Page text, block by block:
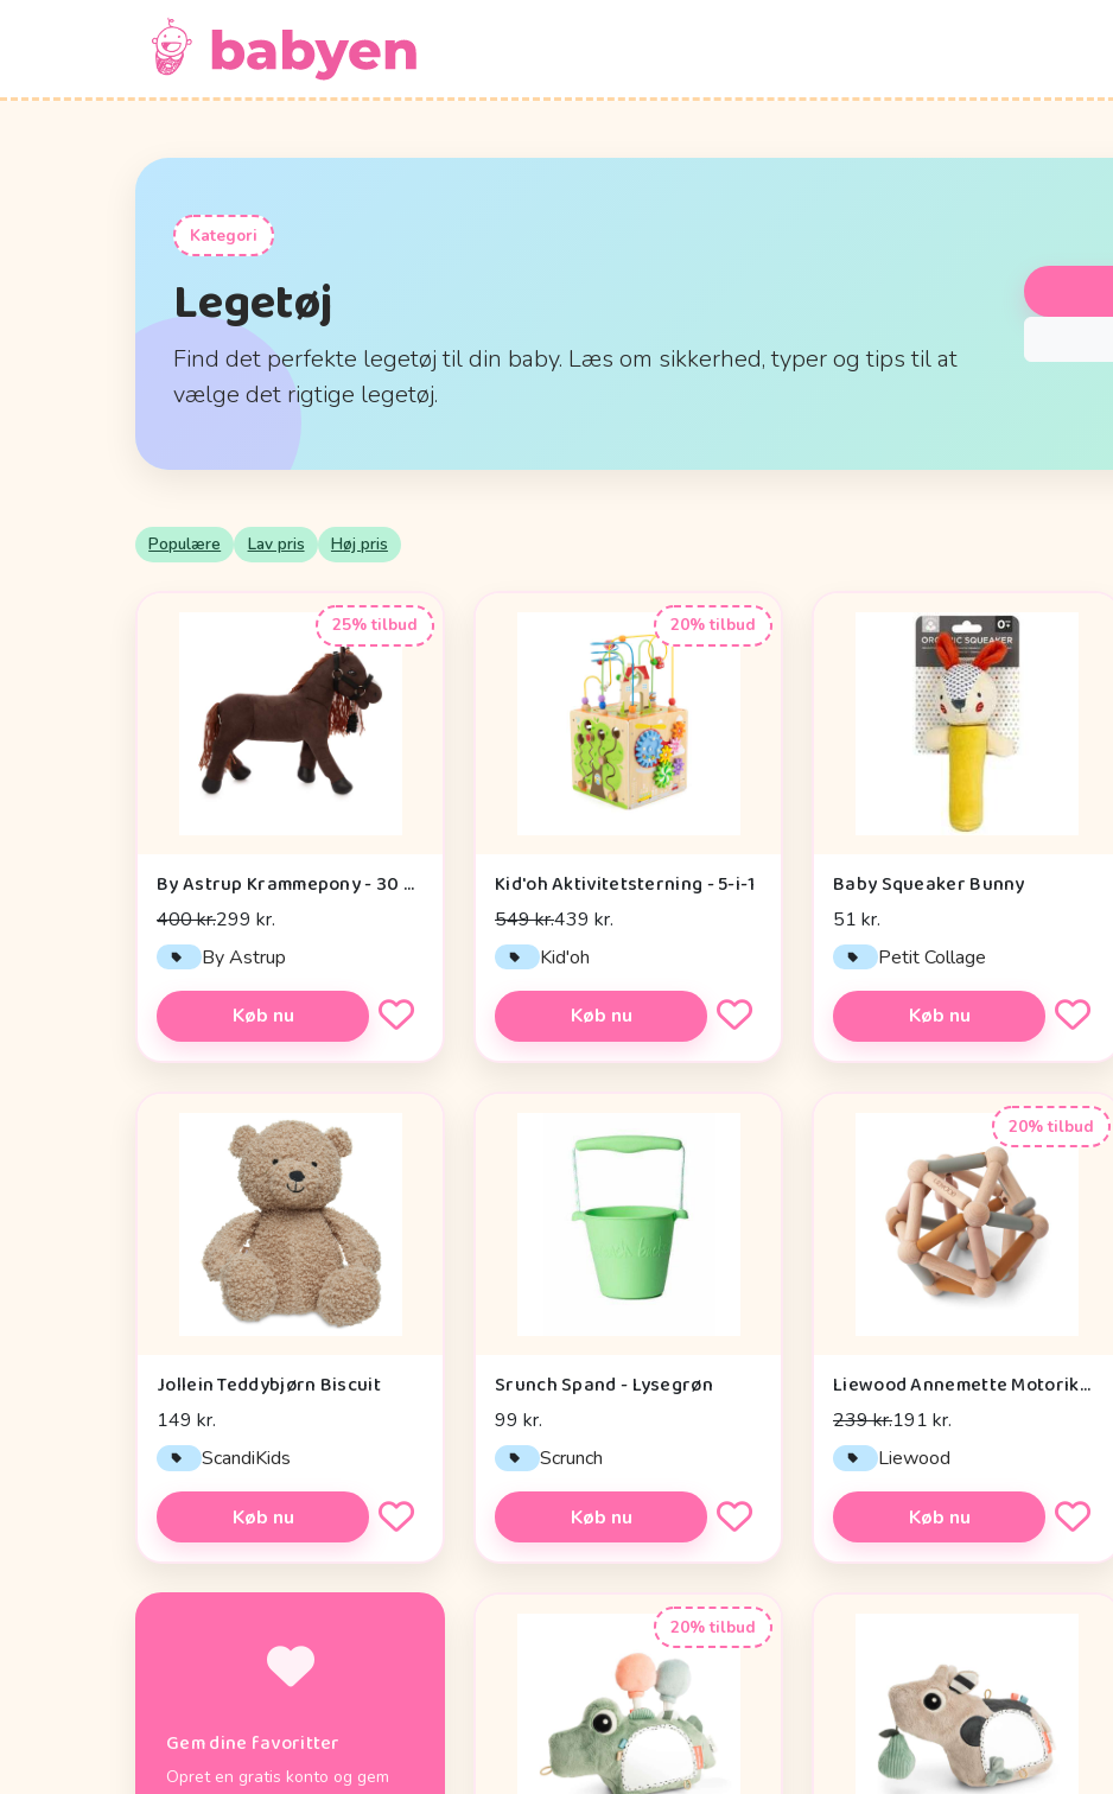
Kategori
Legetøj
Find det perfekte legetøj til din baby. Læs om sikkerhed, typer og tips til at
vælge det rigtige legetøj.
Populære Lav pris Høj pris
25% tilbud
By Astrup Krammepony - 30 cm. - Pixie - Brun
400 kr.299 kr.
By Astrup
Køb nu
20% tilbud
Kid'oh Aktivitetsterning - 5-i-1
549 kr.439 kr.
Kid'oh
Køb nu
Baby Squeaker Bunny
51 kr.
Petit Collage
Køb nu
Jollein Teddybjørn Biscuit
149 kr.
ScandiKids
Køb nu
Srunch Spand - Lysegrøn
99 kr.
Scrunch
Køb nu
20% tilbud
Liewood Annemette Motorikbold - Mustard Multi Mix
239 kr.191 kr.
Liewood
Køb nu
Gem dine favoritter
Opret en gratis konto og gem
20% tilbud